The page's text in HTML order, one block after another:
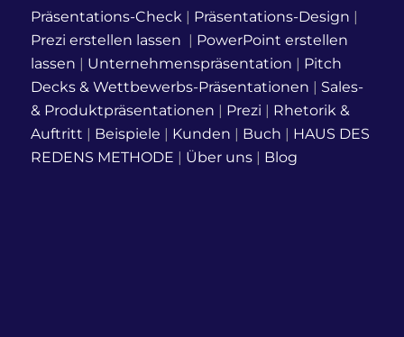
Präsentations-Check | Präsentations-Design |
Prezi erstellen lassen | PowerPoint erstellen
lassen | Unternehmenspräsentation | Pitch
Decks & Wettbewerbs-Präsentationen | Sales-
& Produktpräsentationen | Prezi | Rhetorik &
Auftritt | Beispiele | Kunden | Buch | HAUS DES
REDENS METHODE | Über uns| Blog